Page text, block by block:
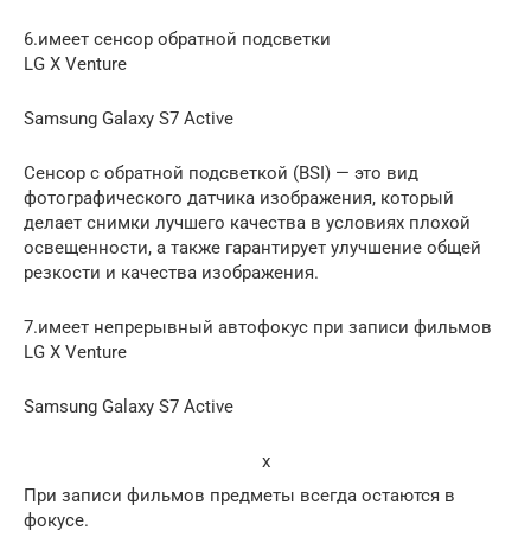
6.имеет сенсор обратной подсветки
LG X Venture
Samsung Galaxy S7 Active
Сенсор с обратной подсветкой (BSI) — это вид
фотографического датчика изображения, который
делает снимки лучшего качества в условиях плохой
освещенности, а также гарантирует улучшение общей
резкости и качества изображения.
7.имеет непрерывный автофокус при записи фильмов
LG X Venture
Samsung Galaxy S7 Active
x
При записи фильмов предметы всегда остаются в
фокусе.